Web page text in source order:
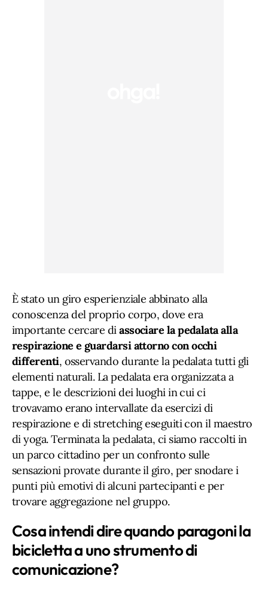
È stato un giro esperienziale abbinato alla
conoscenza del proprio corpo, dove era
importante cercare diassociare la pedalata alla
respirazione e guardarsi attorno con occhi
differenti, osservando durante la pedalata tutti gli
elementi naturali. La pedalata era organizzata a
tappe, e le descrizioni dei luoghi in cui ci
trovavamo erano intervallate da esercizi di
respirazione e di stretching eseguiti con il maestro
di yoga. Terminata la pedalata, ci siamo raccolti in
un parco cittadino per un confronto sulle
sensazioni provate durante il giro, per snodare i
punti più emotivi di alcuni partecipanti e per
trovare aggregazione nel gruppo.
Cosa intendi dire quando paragoni la
bicicletta a uno strumento di
comunicazione?